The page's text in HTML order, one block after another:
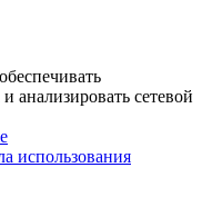
анализировать сетевой
использования